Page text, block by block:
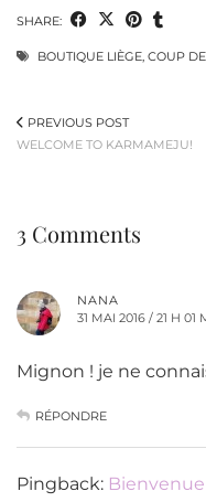
SHARE:
BOUTIQUE LIÈGE, COUP
PREVIOUS POST
WELCOME TO KARMAMEJU!
3 Comments
NANA
31 MAI 2016 / 21 H 01
Mignon ! je ne
RÉPONDRE
Pingback: